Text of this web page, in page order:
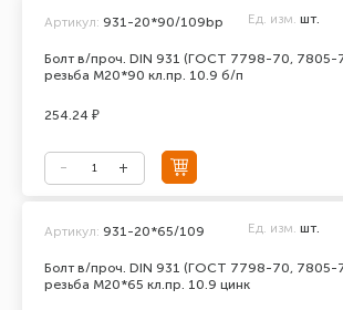
Болт в/проч. DIN 931 (ГОСТ 7798-70, 7805-
резьба М20*90 кл.пр. 10.9 б/п
Артикул: 931-20*90/109bp Ед. изм. шт.
254.24 ₽
Болт в/проч. DIN 931 (ГОСТ 7798-70, 7805-
резьба М20*65 кл.пр. 10.9 цинк
Артикул: 931-20*65/109 Ед. изм. шт.